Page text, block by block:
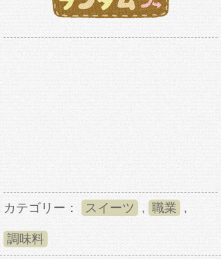
カテゴリー： スイーツ , 職業 ,
調味料